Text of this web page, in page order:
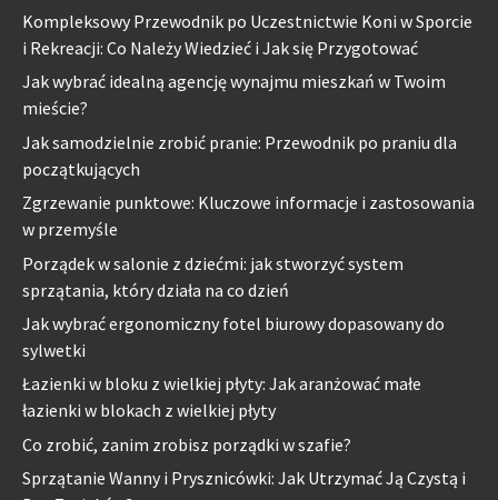
Kompleksowy Przewodnik po Uczestnictwie Koni w Sporcie
i Rekreacji: Co Należy Wiedzieć i Jak się Przygotować
Jak wybrać idealną agencję wynajmu mieszkań w Twoim
mieście?
Jak samodzielnie zrobić pranie: Przewodnik po praniu dla
początkujących
Zgrzewanie punktowe: Kluczowe informacje i zastosowania
w przemyśle
Porządek w salonie z dziećmi: jak stworzyć system
sprzątania, który działa na co dzień
Jak wybrać ergonomiczny fotel biurowy dopasowany do
sylwetki
Łazienki w bloku z wielkiej płyty: Jak aranżować małe
łazienki w blokach z wielkiej płyty
Co zrobić, zanim zrobisz porządki w szafie?
Sprzątanie Wanny i Prysznicówki: Jak Utrzymać Ją Czystą i